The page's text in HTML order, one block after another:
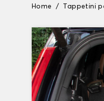
Home Tappetini